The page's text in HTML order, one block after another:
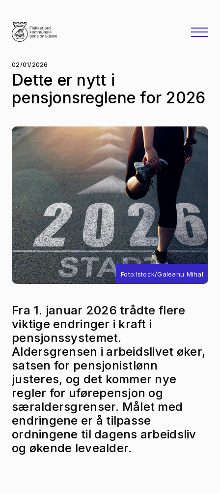
02/01/2026
Dette er nytt i
pensjonsreglene for 2026
Foto:Istock/Galeanu Mihal
Fra 1. januar 2026 trådte flere
viktige endringer i kraft i
pensjonssystemet.
Aldersgrensen i arbeidslivet øker,
satsen for pensjonistlønn
justeres, og det kommer nye
regler for uførepensjon og
særaldersgrenser. Målet med
endringene er å tilpasse
ordningene til dagens arbeidsliv
og økende levealder.